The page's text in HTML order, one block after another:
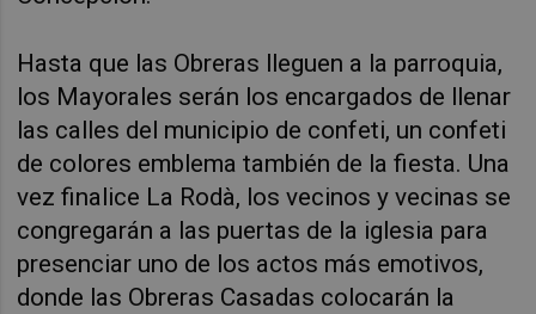
Hasta que las Obreras lleguen a la parroquia,
los Mayorales serán los encargados de llenar
las calles del municipio de confeti, un confeti
de colores emblema también de la fiesta. Una
vez finalice La Rodà, los vecinos y vecinas se
congregarán a las puertas de la iglesia para
presenciar uno de los actos más emotivos,
donde las Obreras Casadas colocarán la